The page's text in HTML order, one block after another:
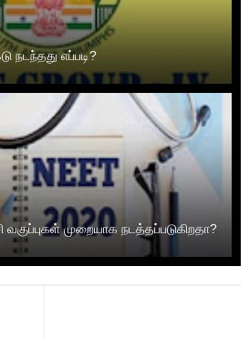
நடந்தது எப்படி?
முறையாக நடத்தப்படுகிறதா?